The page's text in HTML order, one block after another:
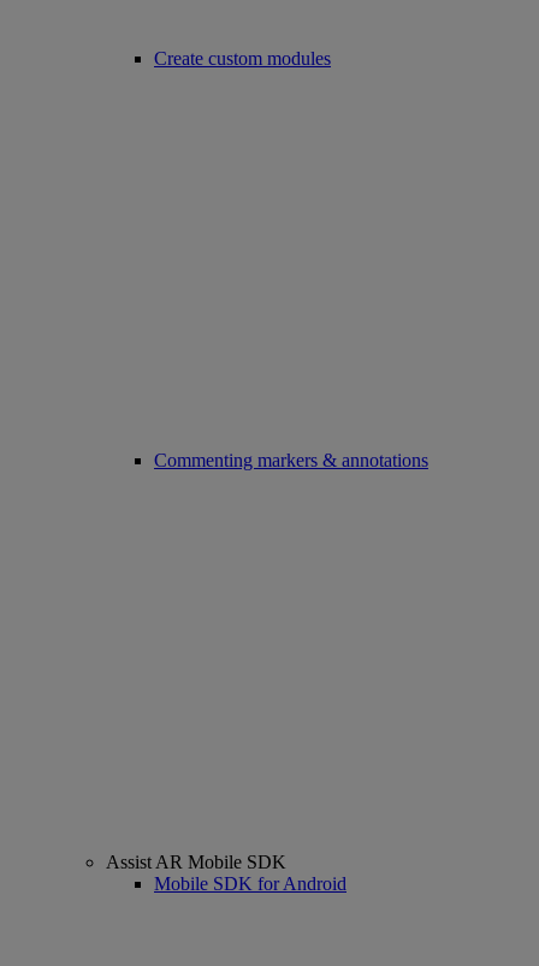
Create custom modules
Commenting markers & annotations
Assist AR Mobile SDK
Mobile SDK for Android